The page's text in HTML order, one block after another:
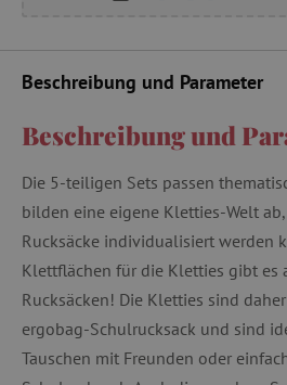
Beschreibung und Parameter
Beschreibung und
Die 5-teiligen Sets passen
bilden eine eigene Kletties-Welt
Rucksäcke individualisiert werden
Klettflächen für die Kletties gibt es
Rucksäcken! Die Kletties sind
ergobag-Schulrucksack und sind
Tauschen mit Freunden oder